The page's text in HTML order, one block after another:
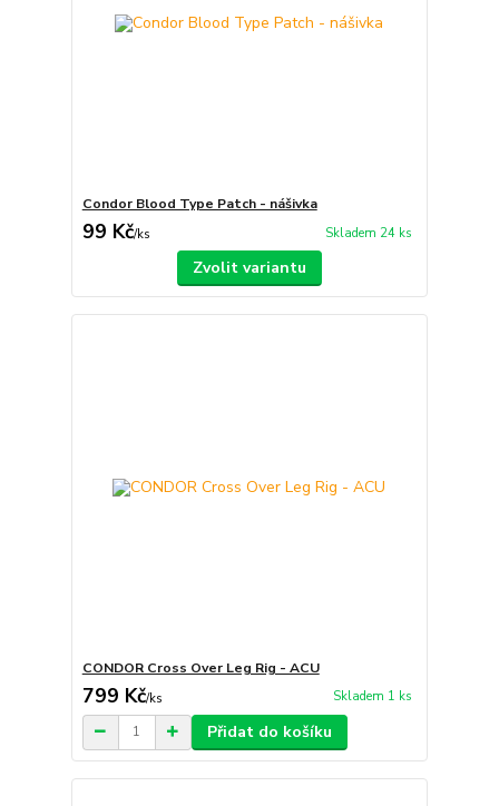
Condor Blood Type Patch - nášivka
99 Kč/ks Skladem 24 ks
Zvolit variantu
CONDOR Cross Over Leg Rig - ACU
799 Kč/ks Skladem 1 ks
Přidat do košíku